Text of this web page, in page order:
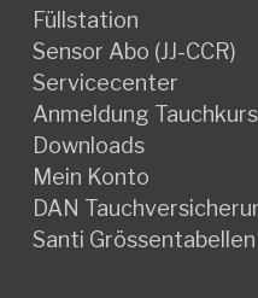
Füllstation
Sensor Abo (JJ-CCR)
Servicecenter
Anmeldung Tauchkurs
Downloads
Mein Konto
DAN
Santi Grössentabellen